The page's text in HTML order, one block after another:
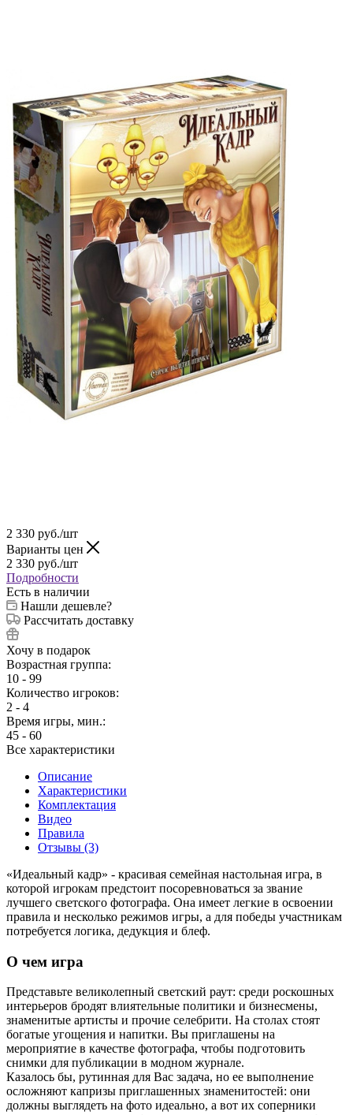
2 330 руб./шт
Варианты цен
2 330 руб./шт
Подробности
Есть в наличии
Нашли дешевле?
Рассчитать доставку
Хочу в подарок
Возрастная группа:
10 - 99
Количество игроков:
2 - 4
Время игры, мин.:
45 - 60
Все характеристики
Описание
Характеристики
Комплектация
Видео
Правила
Отзывы (3)
«Идеальный кадр» - красивая семейная настольная игра, в
которой игрокам предстоит посоревноваться за звание
лучшего светского фотографа. Она имеет легкие в освоении
правила и несколько режимов игры, а для победы участникам
потребуется логика, дедукция и блеф.
О чем игра
Представьте великолепный светский раут: среди роскошных
интерьеров бродят влиятельные политики и бизнесмены,
знаменитые артисты и прочие селебрити. На столах стоят
богатые угощения и напитки. Вы приглашены на
мероприятие в качестве фотографа, чтобы подготовить
снимки для публикации в модном журнале.
Казалось бы, рутинная для Вас задача, но ее выполнение
осложняют капризы приглашенных знаменитостей: они
должны выглядеть на фото идеально, а вот их соперники